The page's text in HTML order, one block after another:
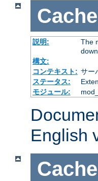
説明:
The
構文:
コンテキスト: サー
ステータス:
モジュール:
English